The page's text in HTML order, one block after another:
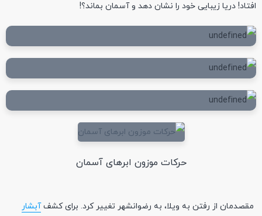
افتاد! دریا زیبایی خود را نشان دهد و آسمان بماند؟!
حرکات موزون ابرهای آسمان
مقصدمان از رفتن به ویلا، به رضوانشهر تغییر کرد. برای کشفآبشار